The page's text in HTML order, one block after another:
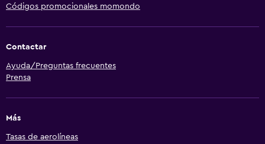
Códigos promocionales momondo
Contactar
Ayuda/Preguntas frecuentes
Prensa
Más
Tasas de aerolíneas